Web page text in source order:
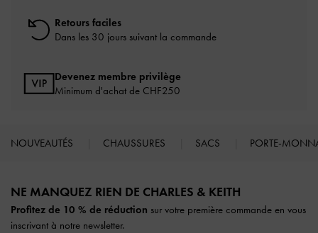
Retours faciles
Dans les 30 jours suivant la commande
Devenez membre privilège
Minimum d'achat de CHF250
NOUVEAUTÉS CHAUSSURES SACS PORTE-
NE MANQUEZ RIEN DE CHARLES & KEITH​​
Profitez de 10 % de réduction sur votre première commande en vous
inscrivant à notre newsletter.